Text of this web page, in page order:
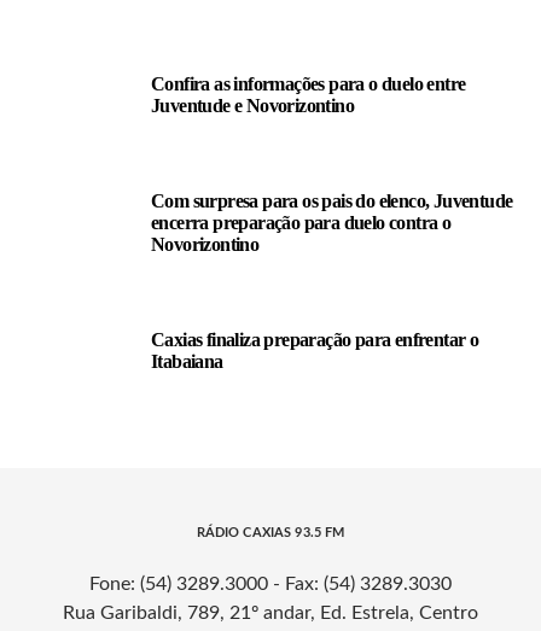
Confira as informações para o duelo entre
Juventude e Novorizontino
Com surpresa para os pais do elenco, Juventude
encerra preparação para duelo contra o
Novorizontino
Caxias finaliza preparação para enfrentar o
Itabaiana
RÁDIO CAXIAS 93.5 FM
Fone: (54) 3289.3000 - Fax: (54) 3289.3030
Rua Garibaldi, 789, 21º andar, Ed. Estrela, Centro